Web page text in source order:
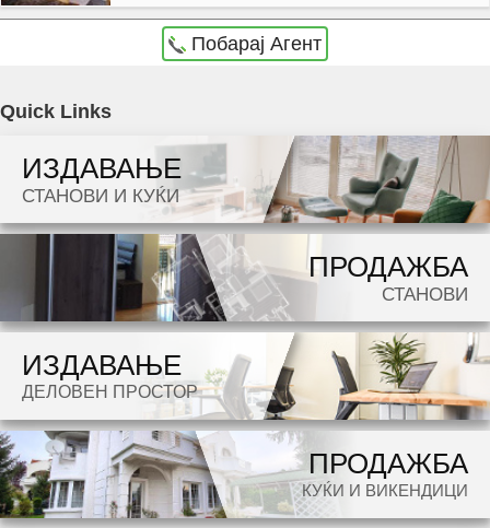
Побарај Агент
Dokolku barate stan, kuka, deloven prostor ova e vistinskoto mesto da ja zapocnete vasata
Quick Links
ИЗДАВАЊЕ
СТАНОВИ И КУЌИ
ПРОДАЖБА
СТАНОВИ
ИЗДАВАЊЕ
ДЕЛОВЕН ПРОСТОР
ПРОДАЖБА
КУЌИ И ВИКЕНДИЦИ